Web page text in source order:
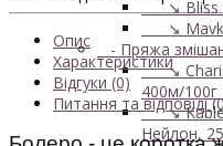
↘ Bliss
↘
- Пряжа
↘
400м/100г
↘ Kable
Нейлон,
Опис
Характеристики
Відгуки (0)
Питання та відповіді